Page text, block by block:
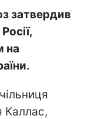
затвердив
на
Каллас,